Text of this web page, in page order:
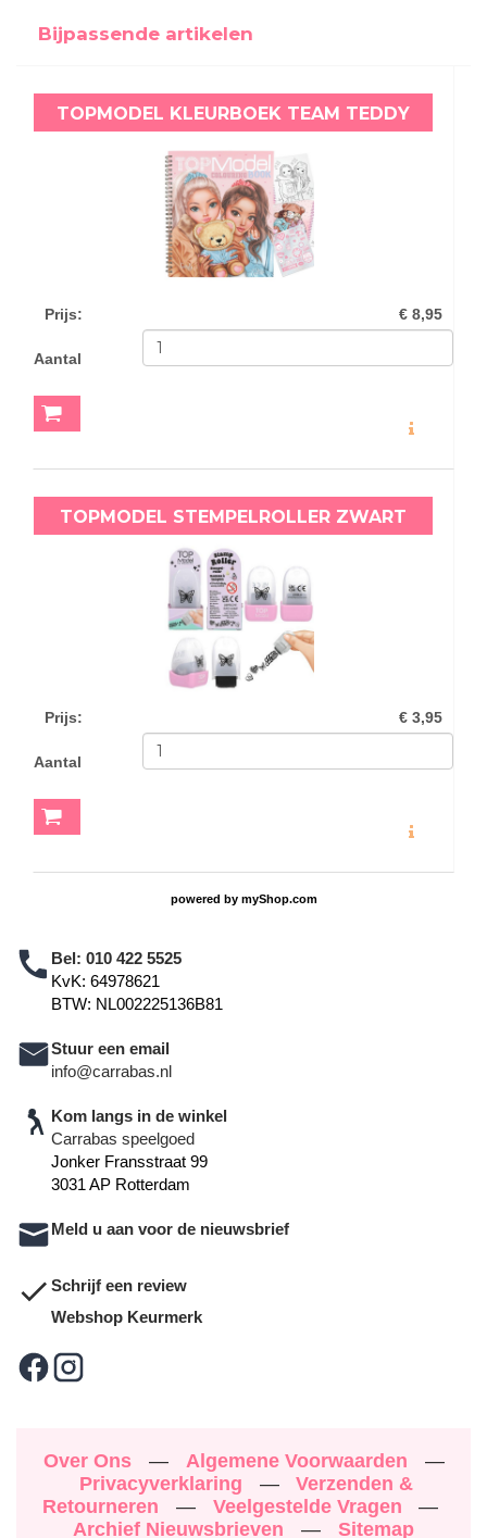
Bijpassende artikelen
TOPMODEL KLEURBOEK TEAM TEDDY
Prijs: € 8,95
Aantal
TOPMODEL STEMPELROLLER ZWART
Prijs: € 3,95
Aantal
powered by myShop.com
Bel: 010 422 5525
KvK: 64978621
BTW: NL002225136B81
Stuur een email
info@carrabas.nl
Kom langs in de winkel
Carrabas speelgoed
Jonker Fransstraat 99
3031 AP Rotterdam
Meld u aan voor de nieuwsbrief
Schrijf een review
Webshop Keurmerk
Over Ons — Algemene Voorwaarden
—
Privacyverklaring
—
Verzenden &
Retourneren
— Veelgestelde Vragen
—
Archief Nieuwsbrieven
— Sitemap